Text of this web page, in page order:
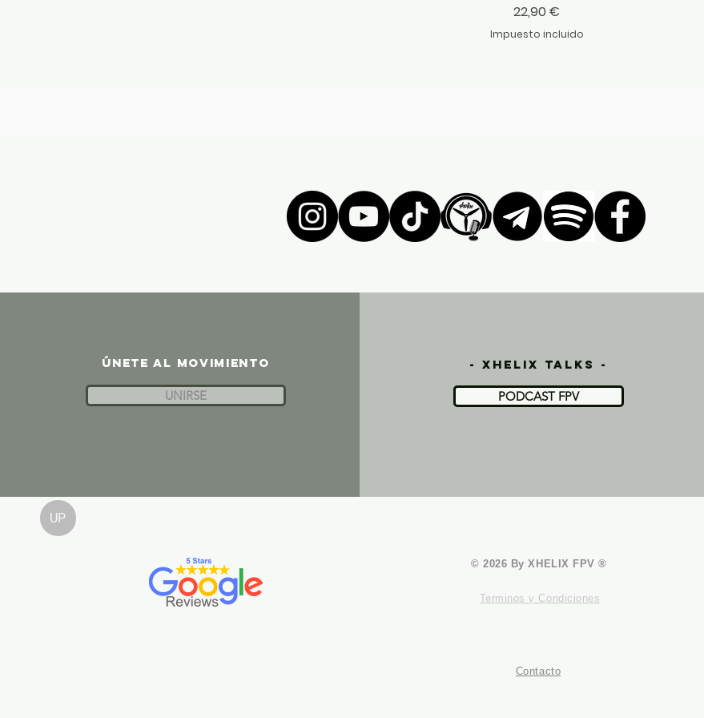
Precio
22,90 €
Impuesto incluido
UP
ÚNETE AL MOVIMIENTO
UNIRSE
- xhelix talks -
PODCAST FPV
© 2026 By XHELIX FPV ®
Terminos y Condiciones
Contacto